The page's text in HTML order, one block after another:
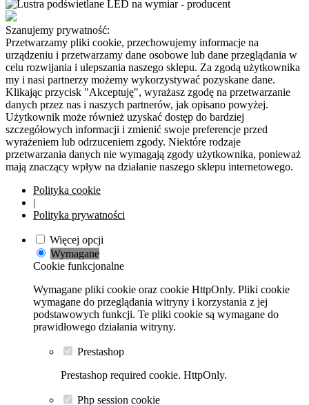
Szanujemy prywatność:
Przetwarzamy pliki cookie, przechowujemy informacje na
urządzeniu i przetwarzamy dane osobowe lub dane przeglądania w
celu rozwijania i ulepszania naszego sklepu. Za zgodą użytkownika
my i nasi partnerzy możemy wykorzystywać pozyskane dane.
Klikając przycisk "Akceptuję", wyrażasz zgodę na przetwarzanie
danych przez nas i naszych partnerów, jak opisano powyżej.
Użytkownik może również uzyskać dostęp do bardziej
szczegółowych informacji i zmienić swoje preferencje przed
wyrażeniem lub odrzuceniem zgody. Niektóre rodzaje
przetwarzania danych nie wymagają zgody użytkownika, ponieważ
mają znaczący wpływ na działanie naszego sklepu internetowego.
Polityka cookie
|
Polityka prywatności
Więcej opcji
Wymagane
Cookie funkcjonalne
Wymagane pliki cookie oraz cookie HttpOnly. Pliki cookie
wymagane do przeglądania witryny i korzystania z jej
podstawowych funkcji. Te pliki cookie są wymagane do
prawidłowego działania witryny.
Prestashop
Prestashop required cookie. HttpOnly.
Php session cookie